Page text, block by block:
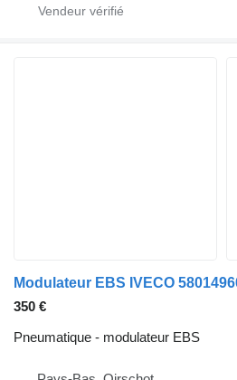
350 €
Pneumatique - modulateur EBS